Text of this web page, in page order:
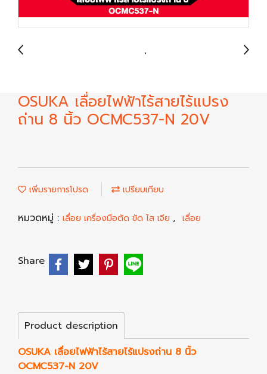
OSUKA เลื่อยไฟฟ้าไร้สายไร้แปรง
ถ่าน 8 นิ้ว OCMC537-N 20V
เพิ่มรายการโปรด เปรียบเทียบ
หมวดหมู่ : เลื่อย เครื่องมือตัด ขัด ไส เจีย , เลื่อย
Share
Product description
OSUKA เลื่อยไฟฟ้าไร้สายไร้แปรงถ่าน 8 นิ้ว
OCMC537-N 20V